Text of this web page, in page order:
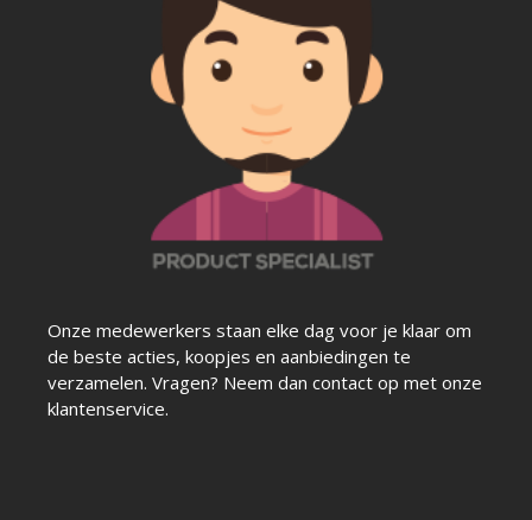
Onze medewerkers staan elke dag voor je klaar om
de beste acties, koopjes en aanbiedingen te
verzamelen. Vragen? Neem dan contact op met onze
klantenservice.